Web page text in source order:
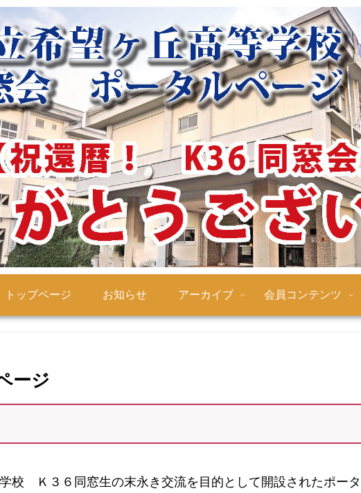
ップページ お知らせ アーカイブ 会員コンテンツ
ージ
校 Ｋ３６同窓生の末永き交流を目的として開設されたポータ